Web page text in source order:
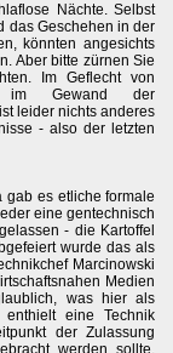
Nächte. Selbst
das Geschehen in der
könnten angesichts
Aber bitte zürnen Sie
Im Geflecht von
im Gewand der
leider nichts anderes
- also der letzten
gab es etliche formale
eine gentechnisch
- die Kartoffel
wurde das als
Marcinowski
Medien
was hier als
eine Technik
der Zulassung